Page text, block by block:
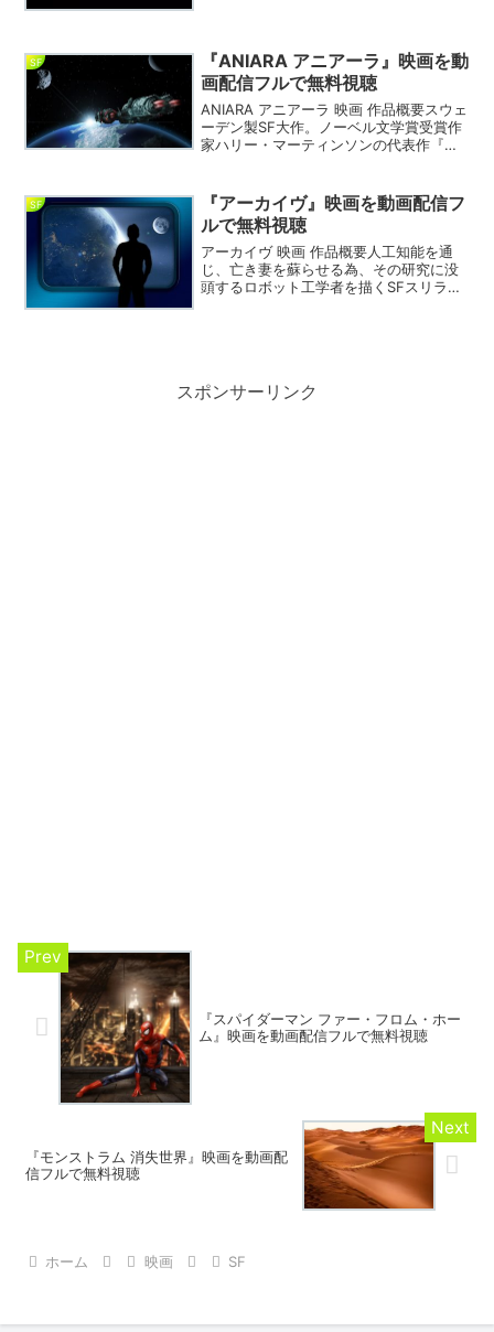
マレフィセント2...
SF
『ANIARA アニアーラ』映画を動
画配信フルで無料視聴
ANIARA アニアーラ 映画 作品概要スウェ
ーデン製SF大作。ノーベル文学賞受賞作
家ハリー・マーティンソンの代表作『ア
年7月13日～8月9日）上映作品。ANI...
SF
『アーカイヴ』映画を動画配信フ
ルで無料視聴
アーカイヴ 映画 作品概要人工知能を通
じ、亡き妻を蘇らせる為、その研究に没
頭するロボット工学者を描くSFスリラ
スポンサーリンク
『スパイダーマン ファー・フロム・ホー
ム』映画を動画配信フルで無料視聴
『モンストラム 消失世界』映画を動画配
信フルで無料視聴
ホーム 映画 SF